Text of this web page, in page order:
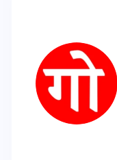
जिस
के
हुए
तपकर